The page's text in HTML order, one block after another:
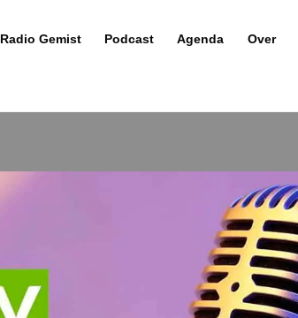
Radio Gemist Podcast Agenda Over